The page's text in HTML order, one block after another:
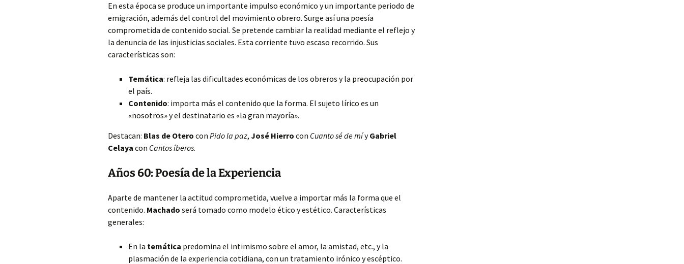
En esta época se produce un importante impulso económico y un importante periodo de
emigración, además del control del movimiento obrero. Surge así una poesía
comprometida de contenido social. Se pretende cambiar la realidad mediante el reflejo y
la denuncia de las injusticias sociales. Esta corriente tuvo escaso recorrido. Sus
características son:
Temática: refleja las dificultades económicas de los obreros y la preocupación por
el país.
Contenido: importa más el contenido que la forma. El sujeto lírico es un
«nosotros» y el destinatario es «la gran mayoría».
Destacan: Blas de Otero con Pido la paz, José Hierro con Cuanto sé de míyGabriel
Celaya con Cantos íberos.
Años 60: Poesía de la Experiencia
Aparte de mantener la actitud comprometida, vuelve a importar más la forma que el
contenido. Machado será tomado como modelo ético y estético. Características
generales:
En la temática predomina el intimismo sobre el amor, la amistad, etc., y la
plasmación de la experiencia cotidiana, con un tratamiento irónico y escéptico.